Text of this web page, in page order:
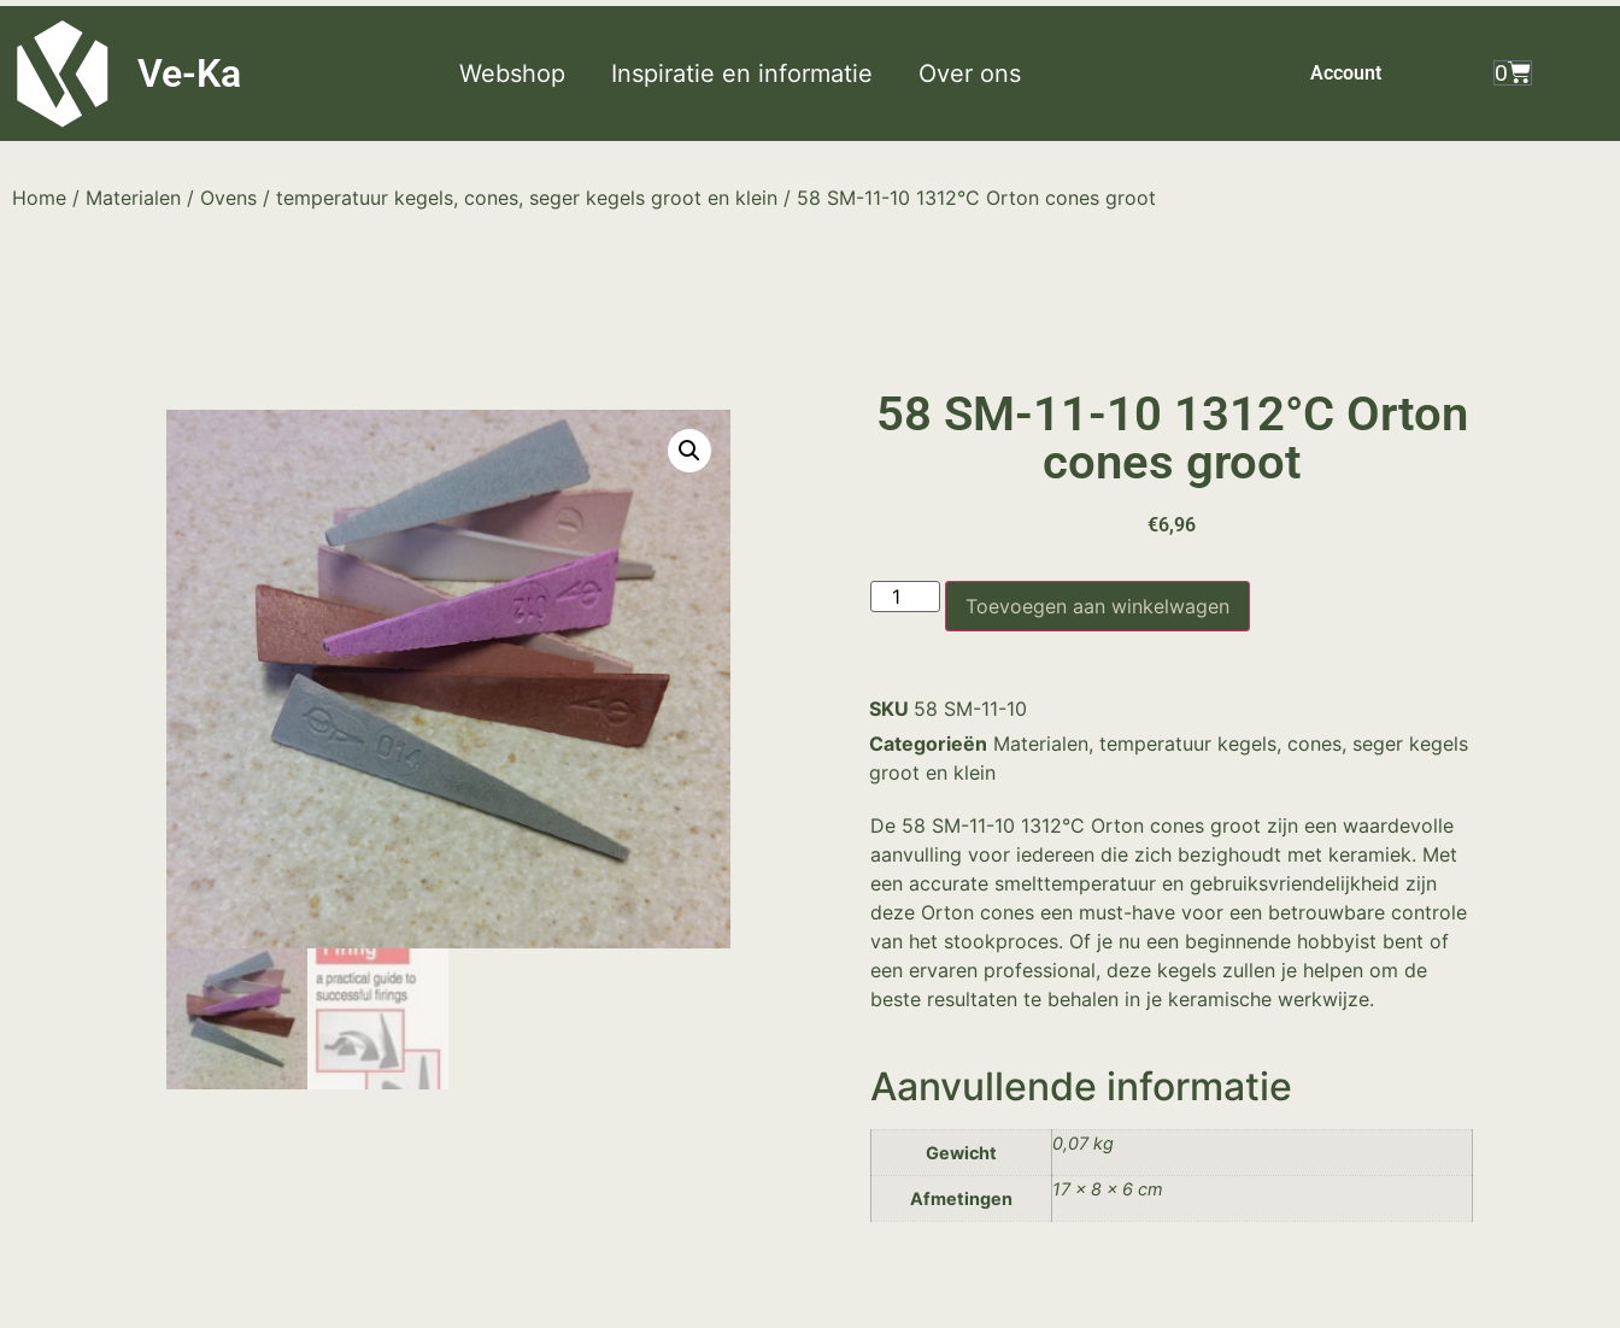
G-8P7N3X5BJ9
Ve-Ka Webshop Inspiratie en informatie Over ons Account 0
Home / Materialen / Ovens / temperatuur kegels, cones, seger kegels groot en klein / 58 SM-11-10 1312°C Orton cones groot
58 SM-11-10 1312°C Orton
cones groot
€6,96
Toevoegen aan winkelwagen
SKU 58 SM-11-10
Categorieën Materialen, temperatuur kegels, cones, seger kegels
groot en klein
De 58 SM-11-10 1312°C Orton cones groot zijn een waardevolle
aanvulling voor iedereen die zich bezighoudt met keramiek. Met
een accurate smelttemperatuur en gebruiksvriendelijkheid zijn
deze Orton cones een must-have voor een betrouwbare controle
van het stookproces. Of je nu een beginnende hobbyist bent of
een ervaren professional, deze kegels zullen je helpen om de
beste resultaten te behalen in je keramische werkwijze.
Aanvullende informatie
Gewicht 0,07 kg
Afmetingen 17 × 8 × 6 cm